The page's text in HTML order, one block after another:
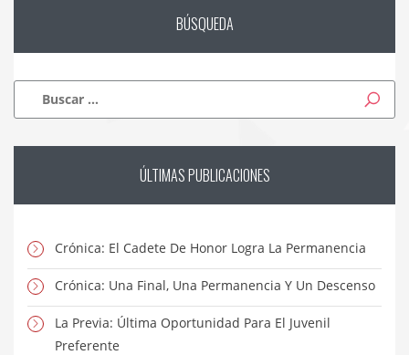
BÚSQUEDA
ÚLTIMASPUBLICACIONES
Crónica: El Cadete De Honor Logra La Permanencia
Crónica: Una Final, Una Permanencia Y Un Descenso
La Previa: Última Oportunidad Para El Juvenil
Preferente